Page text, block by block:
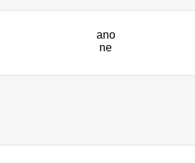
ano
ne